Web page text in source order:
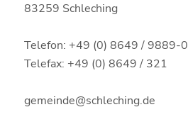
83259 Schleching
Telefon: +49 (0) 8649 / 9889-0
Telefax: +49 (0) 8649 / 321
gemeinde@schleching.de